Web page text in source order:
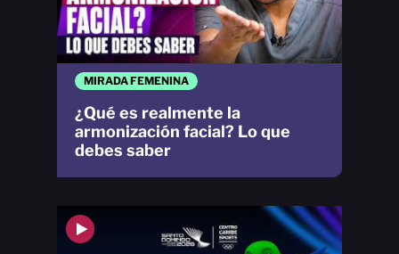
MIRADA FEMENINA
¿Qué es realmente la
armonización facial? Lo que
debes saber